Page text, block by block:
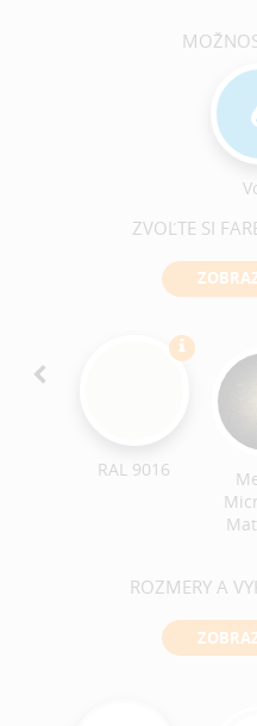
ZVOĽTE SI
RAL 9016
ROZMERY A